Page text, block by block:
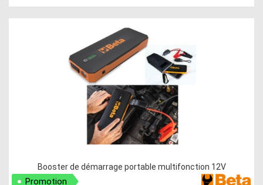
Booster de démarrage portable multifonction 12V
Promotion